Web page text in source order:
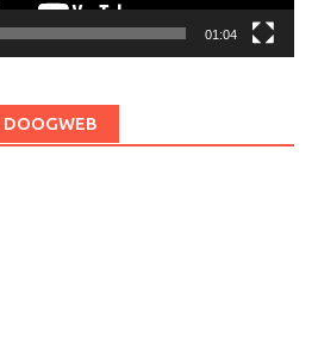
01:04
DOOGWEB